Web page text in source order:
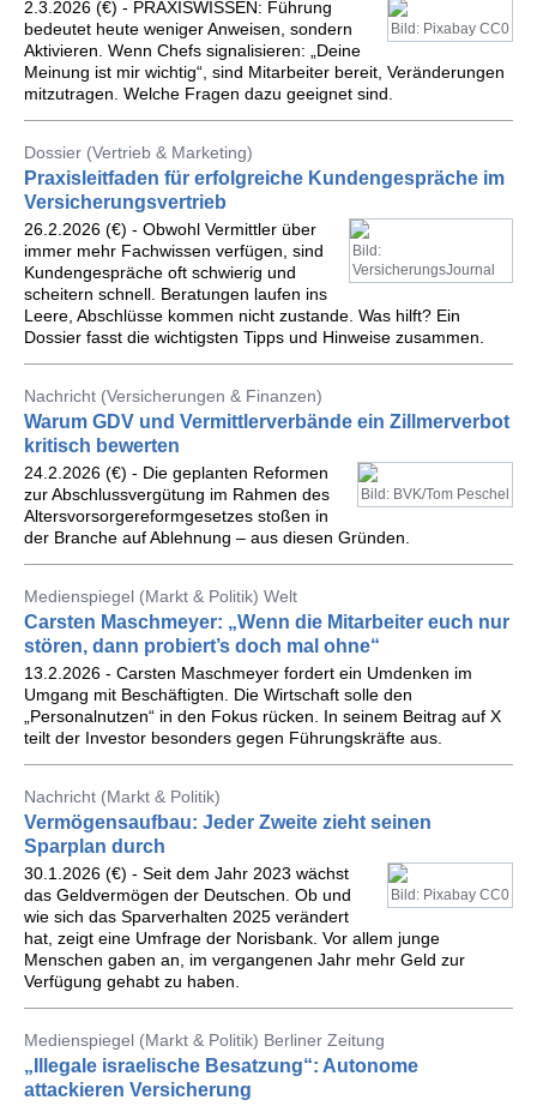
Bild: Pixabay CC0
2.3.2026 (€) - PRAXISWISSEN: Führung
bedeutet heute weniger Anweisen, sondern
Aktivieren. Wenn Chefs signalisieren: „Deine
Meinung ist mir wichtig“, sind Mitarbeiter bereit, Veränderungen
mitzutragen. Welche Fragen dazu geeignet sind.
Dossier (Vertrieb & Marketing)
Praxisleitfaden für erfolgreiche Kundengespräche im
Versicherungsvertrieb
Bild:
VersicherungsJournal
26.2.2026 (€) - Obwohl Vermittler über
immer mehr Fachwissen verfügen, sind
Kundengespräche oft schwierig und
scheitern schnell. Beratungen laufen ins
Leere, Abschlüsse kommen nicht zustande. Was hilft? Ein
Dossier fasst die wichtigsten Tipps und Hinweise zusammen.
Nachricht (Versicherungen & Finanzen)
Warum GDV und Vermittlerverbände ein Zillmerverbot
kritisch bewerten
Bild: BVK/Tom Peschel
24.2.2026 (€) - Die geplanten Reformen
zur Abschlussvergütung im Rahmen des
Altersvorsorgereformgesetzes stoßen in
der Branche auf Ablehnung – aus diesen Gründen.
Medienspiegel (Markt & Politik) Welt
Carsten Maschmeyer: „Wenn die Mitarbeiter euch nur
stören, dann probiert’s doch mal ohne“
13.2.2026 - Carsten Maschmeyer fordert ein Umdenken im
Umgang mit Beschäftigten. Die Wirtschaft solle den
„Personalnutzen“ in den Fokus rücken. In seinem Beitrag auf X
teilt der Investor besonders gegen Führungskräfte aus.
Nachricht (Markt & Politik)
Vermögensaufbau: Jeder Zweite zieht seinen
Sparplan durch
Bild: Pixabay CC0
30.1.2026 (€) - Seit dem Jahr 2023 wächst
das Geldvermögen der Deutschen. Ob und
wie sich das Sparverhalten 2025 verändert
hat, zeigt eine Umfrage der Norisbank. Vor allem junge
Menschen gaben an, im vergangenen Jahr mehr Geld zur
Verfügung gehabt zu haben.
Medienspiegel (Markt & Politik) Berliner Zeitung
„Illegale israelische Besatzung“: Autonome
attackieren Versicherung